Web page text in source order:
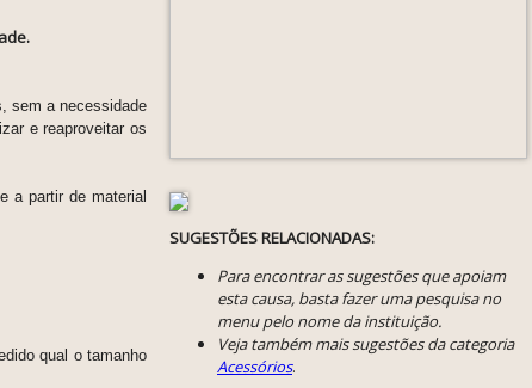
sem a necessidade
e reaproveitar os
a partir de material
qual o tamanho
SUGESTÕES RELACIONADAS:
Para encontrar as sugestões que apoiam
esta causa, basta fazer uma pesquisa no
menu pelo nome da instituição.
Veja também mais sugestões da categoria
Acessórios.